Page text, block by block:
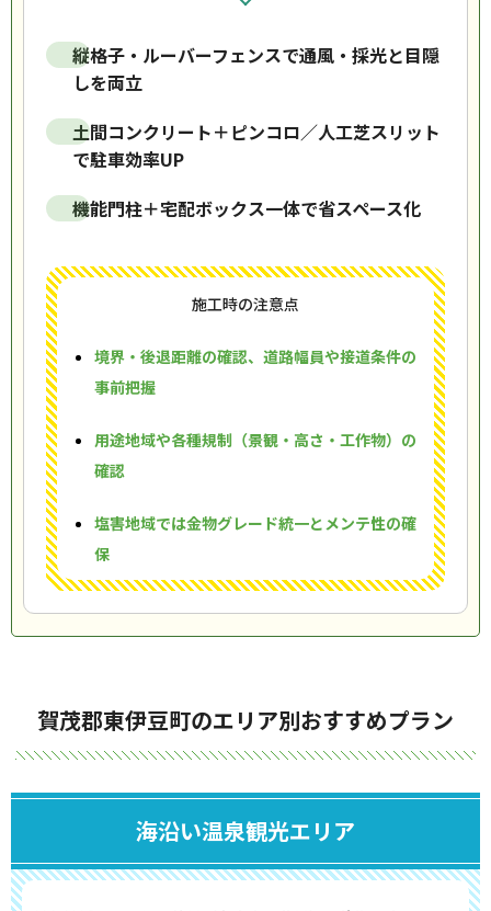
縦格子・ルーバーフェンスで通風・採光と目隠
しを両立
土間コンクリート＋ピンコロ／人工芝スリット
で駐車効率UP
機能門柱＋宅配ボックス一体で省スペース化
施工時の注意点
境界・後退距離の確認、道路幅員や接道条件の
事前把握
用途地域や各種規制（景観・高さ・工作物）の
確認
塩害地域では金物グレード統一とメンテ性の確
保
賀茂郡東伊豆町のエリア別おすすめプラン
海沿い温泉観光エリア